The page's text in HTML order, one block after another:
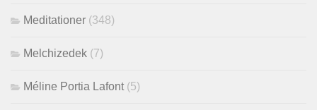
Meditationer (348)
Melchizedek (7)
Méline Portia Lafont (5)